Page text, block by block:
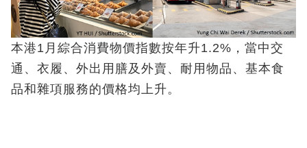
本港1月綜合消費物價指數按年升1.2%，當中交
通、衣履、外出用膳及外賣、耐用物品、基本食
品和雜項服務的價格均上升。